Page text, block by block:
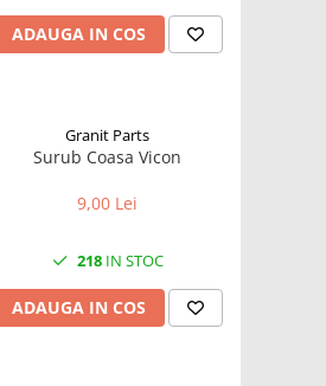
ADAUGA IN COS
Granit Parts
Surub Coasa Vicon
9,00 Lei
218IN STOC
ADAUGA IN COS